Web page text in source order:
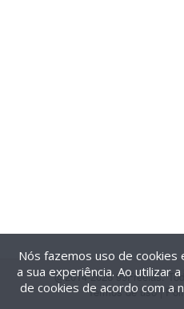
@2014-2026 99Freelas.
Termos de uso|
Nós fazemos uso de
a sua experiência. Ao utilizar
de cookies de acordo com a